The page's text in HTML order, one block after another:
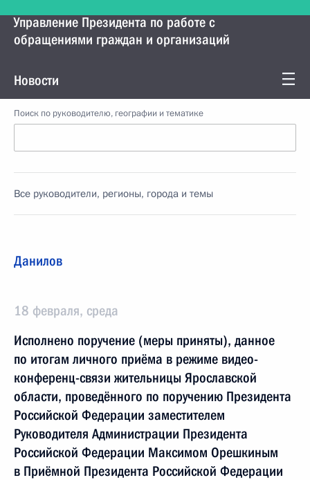
Управление Президента по работе с
обращениями граждан и организаций
Новости
Поиск по руководителю, географии и тематике
Все руководители, регионы, города и темы
Данилов
18 февраля, среда
Исполнено поручение (меры приняты), данное
по итогам личного приёма в режиме видео-
конференц-связи жительницы Ярославской
области, проведённого по поручению Президента
Российской Федерации заместителем
Руководителя Администрации Президента
Российской Федерации Максимом Орешкиным
в Приёмной Президента Российской Федерации